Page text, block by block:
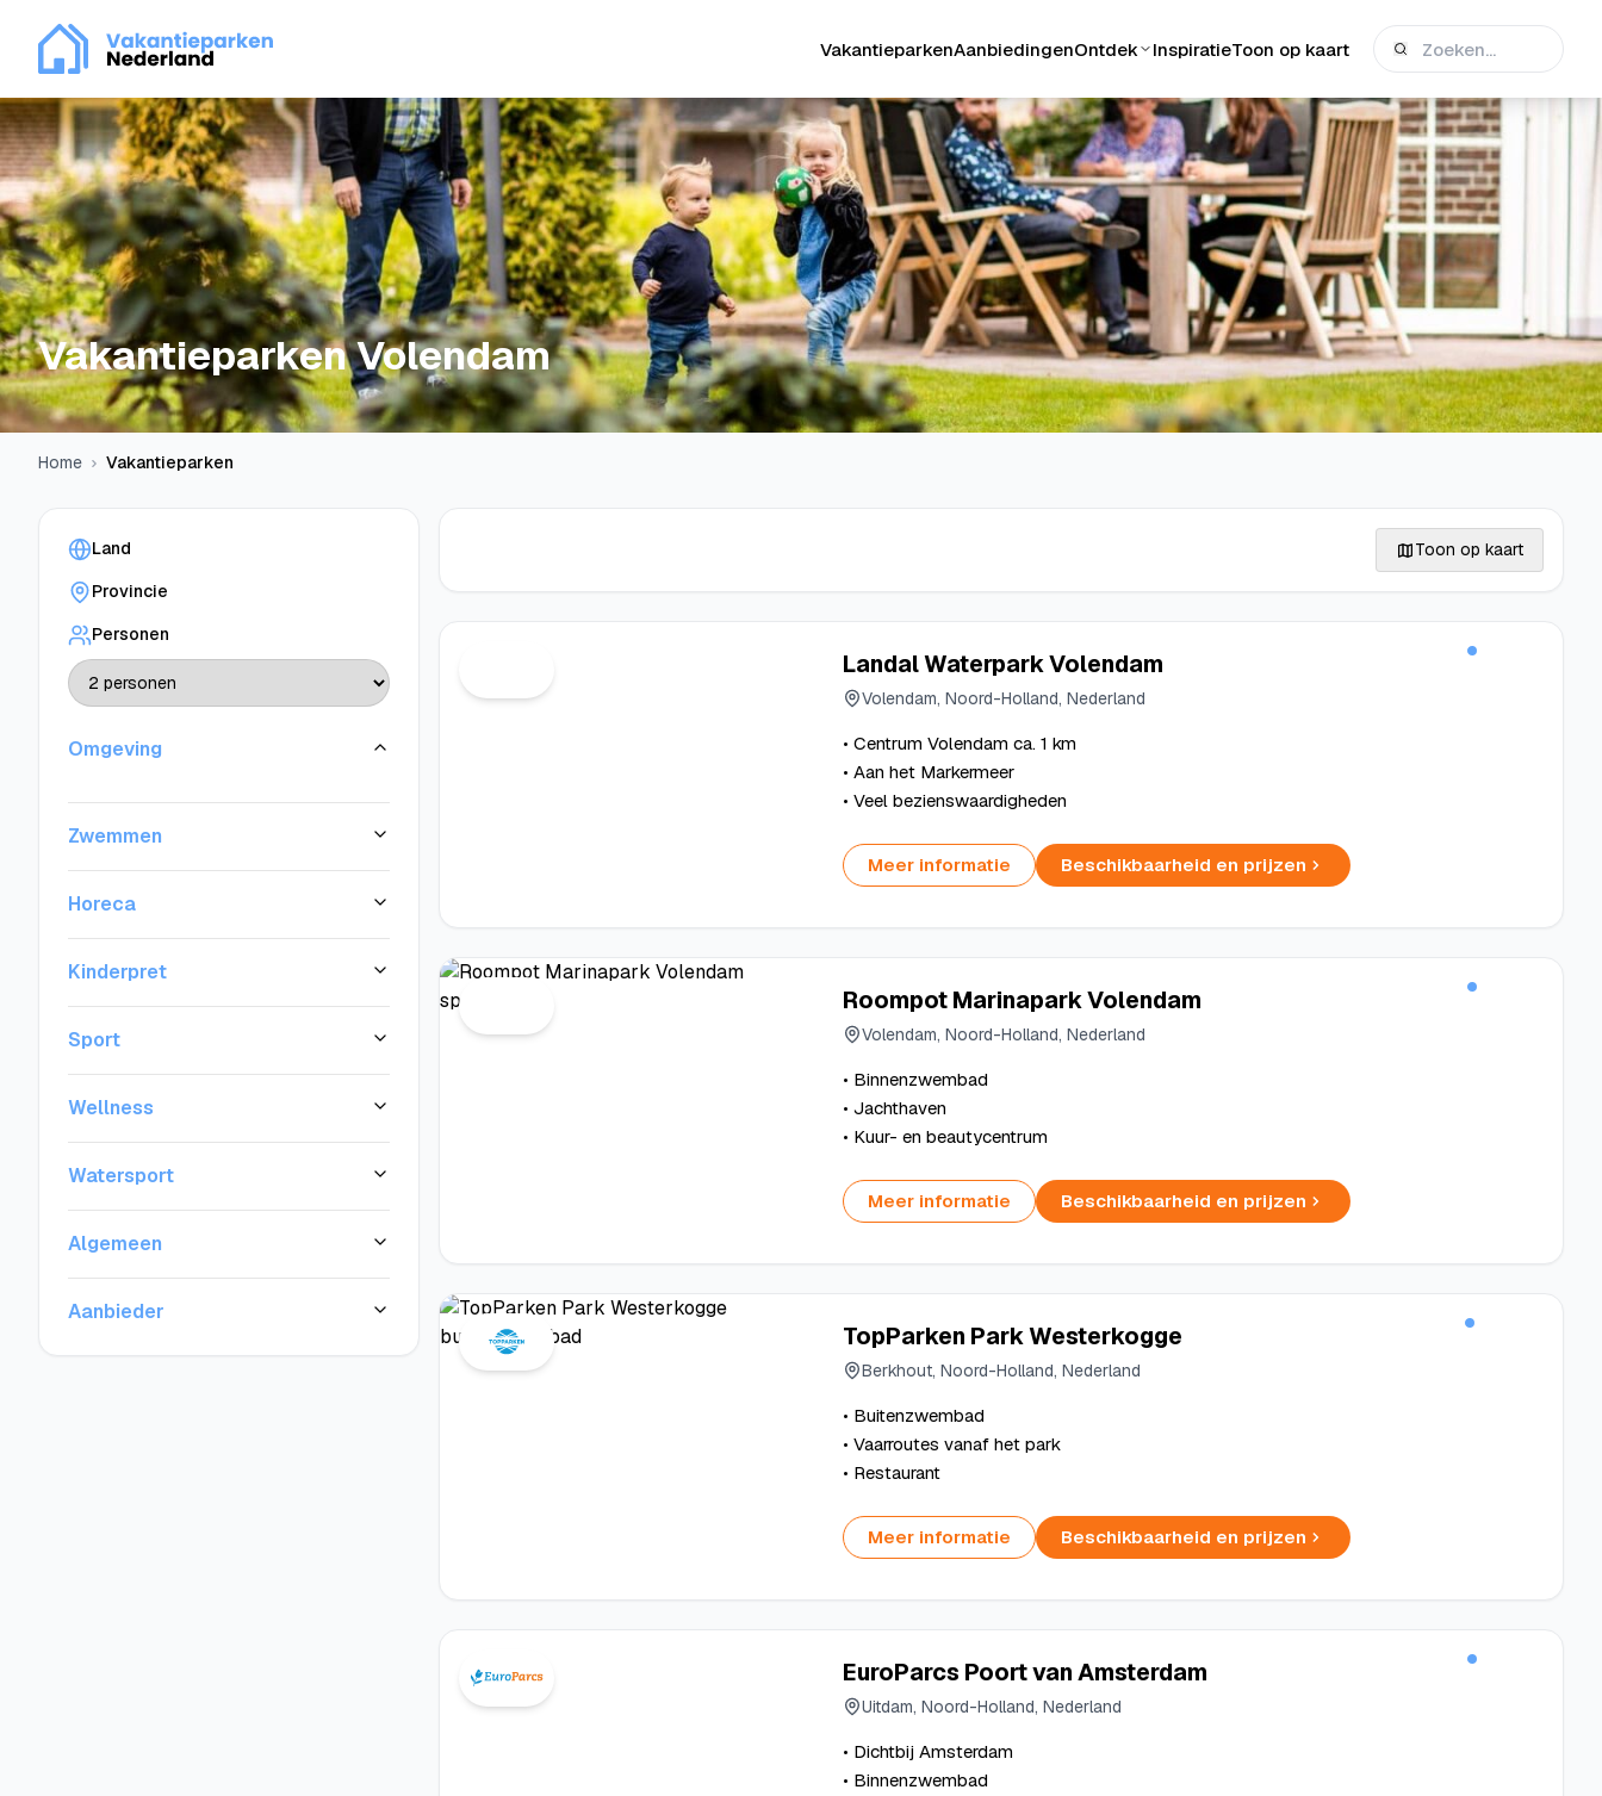
VakantieparkenAanbiedingenOntdek InspiratieToon op kaart
Vakantieparken Volendam
Home Vakantieparken
Land
Provincie
Personen
Omgeving
Zwemmen
Horeca
Kinderpret
Sport
Wellness
Watersport
Algemeen
Aanbieder
Toon op kaart
Landal Waterpark Volendam
Volendam, Noord-Holland, Nederland
• Centrum Volendam ca. 1 km
• Aan het Markermeer
• Veel bezienswaardigheden
Beschikbaarheid en prijzen
Meer informatie
Roompot Marinapark Volendam
Volendam, Noord-Holland, Nederland
• Binnenzwembad
• Jachthaven
• Kuur- en beautycentrum
Beschikbaarheid en prijzen
Meer informatie
TopParken Park Westerkogge
Berkhout, Noord-Holland, Nederland
• Buitenzwembad
• Vaarroutes vanaf het park
• Restaurant
Beschikbaarheid en prijzen
Meer informatie
EuroParcs Poort van Amsterdam
Uitdam, Noord-Holland, Nederland
• Dichtbij Amsterdam
• Binnenzwembad